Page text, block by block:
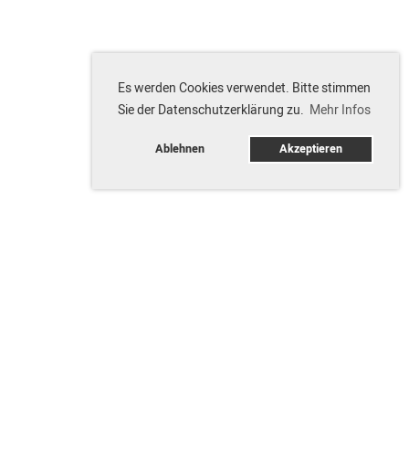
Es werden Cookies verwendet. Bitte stimmen
Sie der Datenschutzerklärung zu. Mehr Infos
Ablehnen Akzeptieren